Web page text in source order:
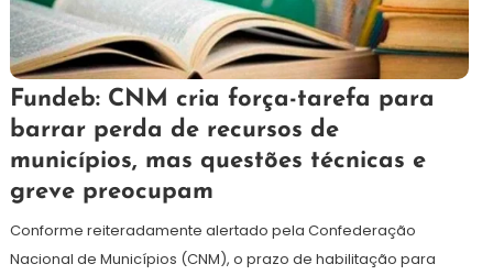
2
de
setembro
de
2024
Redação
Fundeb: CNM cria força-tarefa para
barrar perda de recursos de
municípios, mas questões técnicas e
greve preocupam
Conforme reiteradamente alertado pela Confederação
Nacional de Municípios (CNM), o prazo de habilitação para